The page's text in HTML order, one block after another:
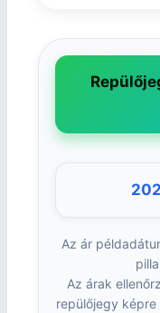
Az ár
Az árak
repülőjegy